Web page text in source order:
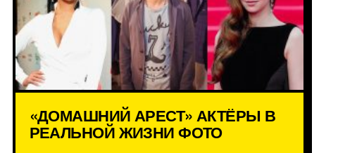
«ДОМАШНИЙ АРЕСТ» АКТЁРЫ В
РЕАЛЬНОЙ ЖИЗНИ ФОТО